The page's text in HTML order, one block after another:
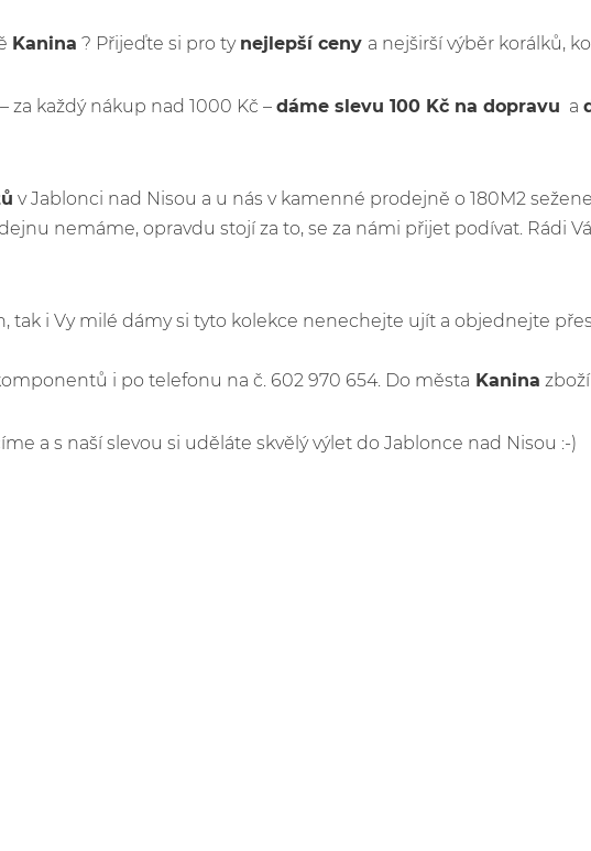
Kanina ? Přijeďte si pro ty nejlepší ceny a nejširší výběr korálků,
každý nákup nad 1000 Kč – dáme slevu 100 Kč na dopravu a
v Jablonci nad Nisou a u nás v kamenné prodejně o 180M2
nemáme, opravdu stojí za to, se za námi přijet podívat. Rádi
tak i Vy milé dámy si tyto kolekce nenechejte ujít a objednejte
i po telefonu na č. 602 970 654. Do města Kanina
a s naší slevou si uděláte skvělý výlet do Jablonce nad Nisou :-)